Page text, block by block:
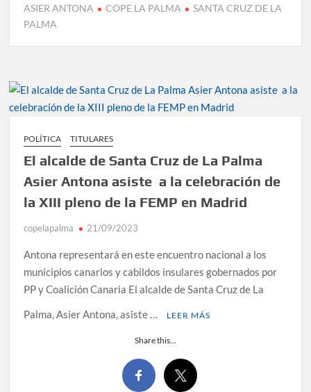
ASIER ANTONA COPE LA PALMA
SANTA CRUZ DE LA
PALMA
POLÍTICA TITULARES
El alcalde de Santa Cruz de La Palma
Asier Antona asiste a la celebración de
la XIII pleno de la FEMP en Madrid
copelapalma 21/09/2023
Antona representará en este encuentro nacional a los
municipios canarios y cabildos insulares gobernados por
PP y Coalición Canaria El alcalde de Santa Cruz de La
Palma, Asier Antona, asiste …
LEER MÁS
Share this...